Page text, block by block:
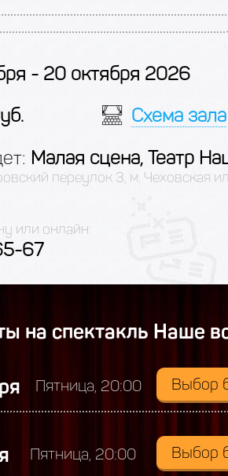
- 20 октября 2026
Схема зала
Малая сцена, Театр
переулок 3, м. Чеховская
или онлайн:
67
на спектакль Наше
Пятница, 20:00 Выбор
Пятница, 20:00 Выбор